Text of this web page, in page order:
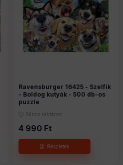
Ravensburger 16425 - Szelfik
- Boldog kutyák - 500 db-os
puzzle
Nincs raktáron
4 990 Ft